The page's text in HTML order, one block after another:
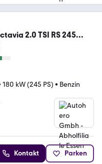
2.0 TSI RS 245
180 kW (245 PS) • Benzin
Kontakt Parken